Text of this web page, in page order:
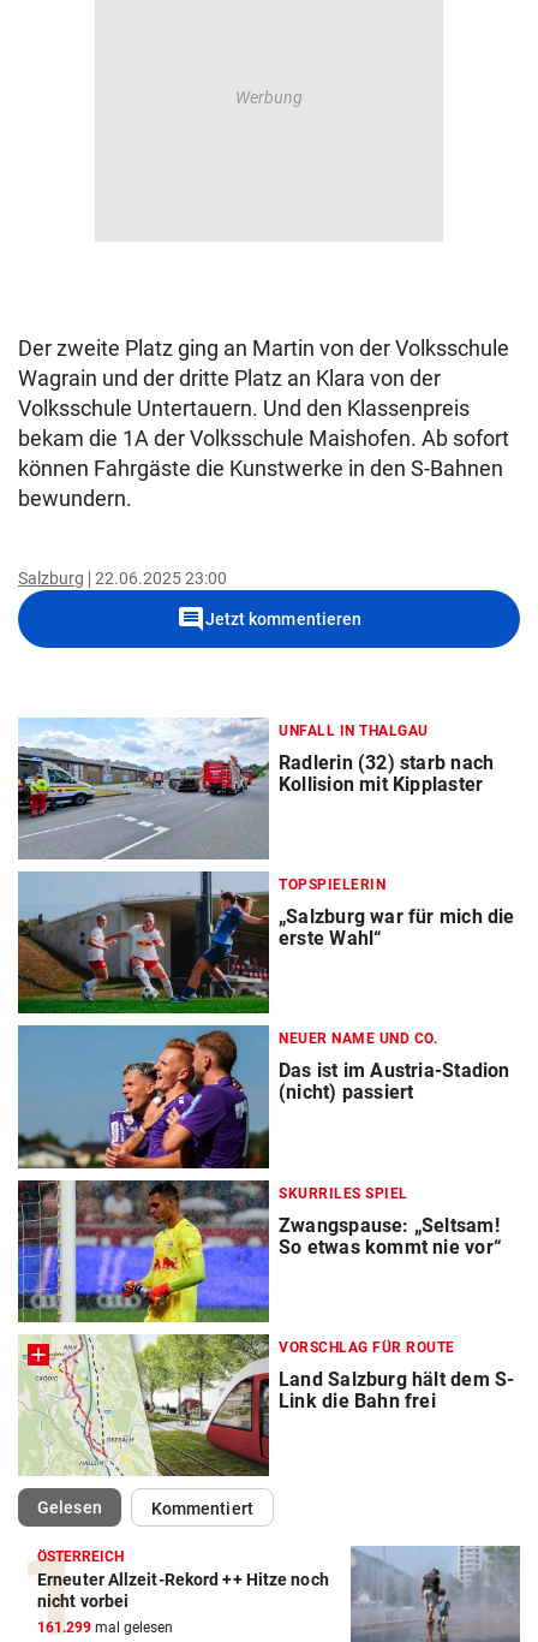
Der zweite Platz ging an Martin von der Volksschule
Wagrain und der dritte Platz an Klara von der
Volksschule Untertauern. Und den Klassenpreis
bekam die 1A der Volksschule Maishofen. Ab sofort
können Fahrgäste die Kunstwerke in den S-Bahnen
bewundern.
Salzburg 22.06.2025 23:00
commentJetzt kommentieren
UNFALL IN THALGAU
Radlerin (32) starb nach
Kollision mit Kipplaster
TOPSPIELERIN
„Salzburg war für mich die
erste Wahl“
NEUER NAME UND CO.
Das ist im Austria-Stadion
(nicht) passiert
SKURRILES SPIEL
Zwangspause: „Seltsam!
So etwas kommt nie vor“
VORSCHLAG FÜR ROUTE
Land Salzburg hält dem S-
Link die Bahn frei
Gelesen(ausgewählt)Kommentiert
ÖSTERREICH
Erneuter Allzeit-Rekord ++ Hitze noch
nicht vorbei
161.299 mal gelesen